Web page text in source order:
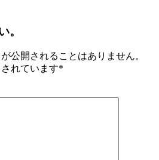
。
公開されることはありません。
れています*